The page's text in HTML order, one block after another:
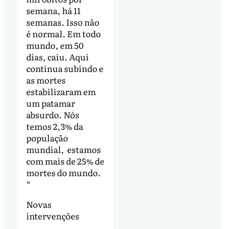
semana, há 11
semanas. Isso não
é normal. Em todo
mundo, em 50
dias, caiu. Aqui
continua subindo e
as mortes
estabilizaram em
um patamar
absurdo. Nós
temos 2,3% da
população
mundial, estamos
com mais de 25% de
mortes do mundo.
“
Novas
intervenções